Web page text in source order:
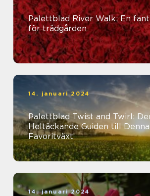
Palettblad River Walk: En
för trädgården
14. januari 2024
Palettblad Twist and Twirl:
Heltäckande Guiden till
Favoritväxt
14. januari 2024